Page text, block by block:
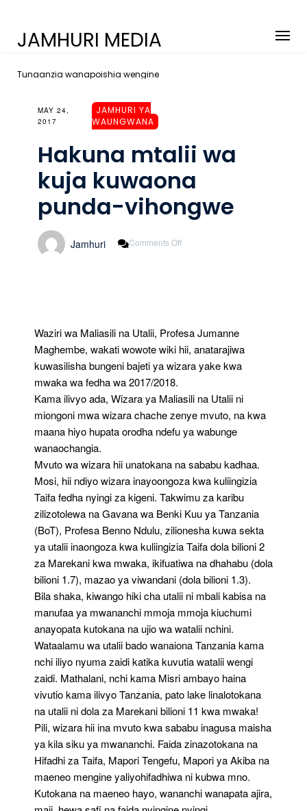
JAMHURI MEDIA
Tunaanzia wanapoishia wengine
MAY 24,
2017
JAMHURI YA
WAUNGWANA
Hakuna mtalii wa
kuja kuwaona
punda-vihongwe
Jamhuri Comments Off
Vihongwe
Waziri wa Maliasili na Utalii, Profesa Jumanne
Maghembe, wakati wowote wiki hii, anatarajiwa
kuwasilisha bungeni bajeti ya wizara yake kwa
mwaka wa fedha wa 2017/2018.
Kama ilivyo ada, Wizara ya Maliasili na Utalii ni
miongoni mwa wizara chache zenye mvuto, na kwa
maana hiyo hupata orodha ndefu ya wabunge
wanaochangia.
Mvuto wa wizara hii unatokana na sababu kadhaa.
Mosi, hii ndiyo wizara inayoongoza kwa kuliingizia
Taifa fedha nyingi za kigeni. Takwimu za karibu
zilizotolewa na Gavana wa Benki Kuu ya Tanzania
(BoT), Profesa Benno Ndulu, zilionesha kuwa sekta
ya utalii inaongoza kwa kuliingizia Taifa dola bilioni 2
za Marekani kwa mwaka, ikifuatiwa na dhahabu (dola
bilioni 1.7), mazao ya viwandani (dola bilioni 1.3).
Bila shaka, kiwango hiki cha utalii ni mbali kabisa na
manufaa ya mwananchi mmoja mmoja kiuchumi
anayopata kutokana na ujio wa watalii nchini.
Wataalamu wa utalii bado wanaiona Tanzania kama
nchi iliyo nyuma zaidi katika kuvutia watalii wengi
zaidi. Mathalani, nchi kama Misri ambayo haina
vivutio kama ilivyo Tanzania, pato lake linalotokana
na utalii ni dola za Marekani bilioni 11 kwa mwaka!
Pili, wizara hii ina mvuto kwa sababu inagusa maisha
ya kila siku ya mwananchi. Faida zinazotokana na
Hifadhi za Taifa, Mapori Tengefu, Mapori ya Akiba na
maeneo mengine yaliyohifadhiwa ni kubwa mno.
Kutokana na maeneo hayo, wananchi wanapata ajira,